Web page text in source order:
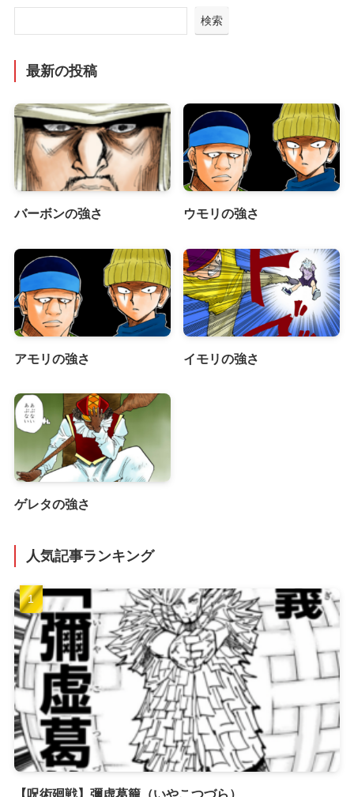
検索
最新の投稿
バーボンの強さ ウモリの強さ
アモリの強さ イモリの強さ
ゲレタの強さ
人気記事ランキング
【呪術廻戦】彌虚葛籠（いやこつづら）